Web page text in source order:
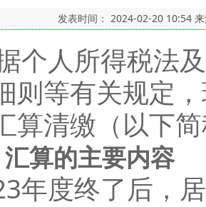
发表时间： 2024-02-20 10:54
人所得税法及
则等有关规定
算清缴（以下
算的主要内容
度终了后，居